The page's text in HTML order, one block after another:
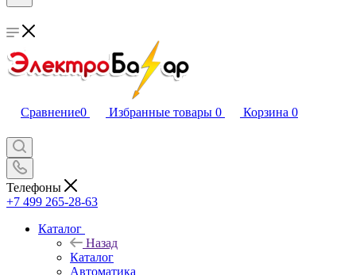
Сравнение0 Избранные товары 0 Корзина 0
Телефоны
+7 499 265-28-63
Каталог
Назад
Каталог
Автоматика